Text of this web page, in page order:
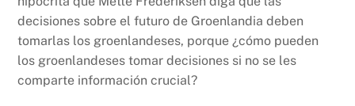
decisiones sobre el futuro de Groenlandia deben
tomarlas los groenlandeses, porque ¿cómo pueden
los groenlandeses tomar decisiones si no se les
comparte información crucial?